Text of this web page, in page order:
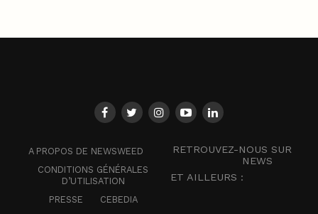
A PROPOS DE NEWSWEED
CONDITIONS GÉNÉRALES
D’UTILISATION
PRESSE
CEBEDIA
RETROUVEZ-NOUS SUR
NEWS
ET AILLEURS :